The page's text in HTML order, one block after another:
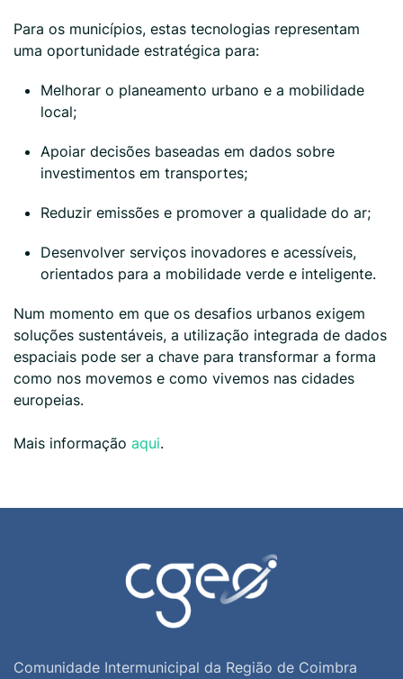
Para os municípios, estas tecnologias representam
uma oportunidade estratégica para:
Melhorar o planeamento urbano e a mobilidade
local;
Apoiar decisões baseadas em dados sobre
investimentos em transportes;
Reduzir emissões e promover a qualidade do ar;
Desenvolver serviços inovadores e acessíveis,
orientados para a mobilidade verde e inteligente.
Num momento em que os desafios urbanos exigem
soluções sustentáveis, a utilização integrada de dados
espaciais pode ser a chave para transformar a forma
como nos movemos e como vivemos nas cidades
europeias.
Mais informação aqui.
Comunidade Intermunicipal da Região de Coimbra